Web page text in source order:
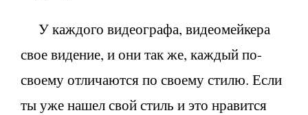
У каждого видеографа, видеомейкера
свое видение, и они так же, каждый по-
своему отличаются по своему стилю. Если
ты уже нашел свой стиль и это нравится